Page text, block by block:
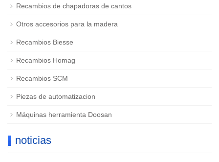
Recambios de chapadoras de cantos
Otros accesorios para la madera
Recambios Biesse
Recambios Homag
Recambios SCM
Piezas de automatizacion
Máquinas herramienta Doosan
noticias